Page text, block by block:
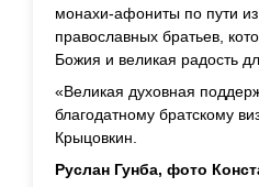
монахи-афониты по пути
православных братьев,
Божия и великая радость
«Великая духовная
благодатному братскому
Крыцовкин.
Руслан Гунба, фото